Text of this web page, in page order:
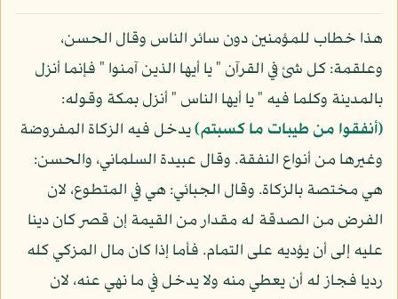
هذا خطاب للمؤمنين دون سائر الناس وقال الحسن،
وعلقمة: كل شئ في القرآن " يا أيها الذين آمنوا " فإنما أنزل
بالمدينة وكلما فيه " يا أيها الناس " أنزل بمكة وقوله:
(أنفقوا من طيبات ما كسبتم)يدخل فيه الزكاة المفروضة
وغيرها من أنواع النفقة. وقال عبيدة السلماني، والحسن:
هي مختصة بالزكاة. وقال الجبائي: هي في المتطوع، لان
الفرض من الصدقة له مقدار من القيمة إن قصر كان دينا
عليه إلى أن يؤديه على التمام. فأما إذا كان مال المزكي كله
رديا فجاز له أن يعطي منه ولا يدخل في ما نهي عنه، لان